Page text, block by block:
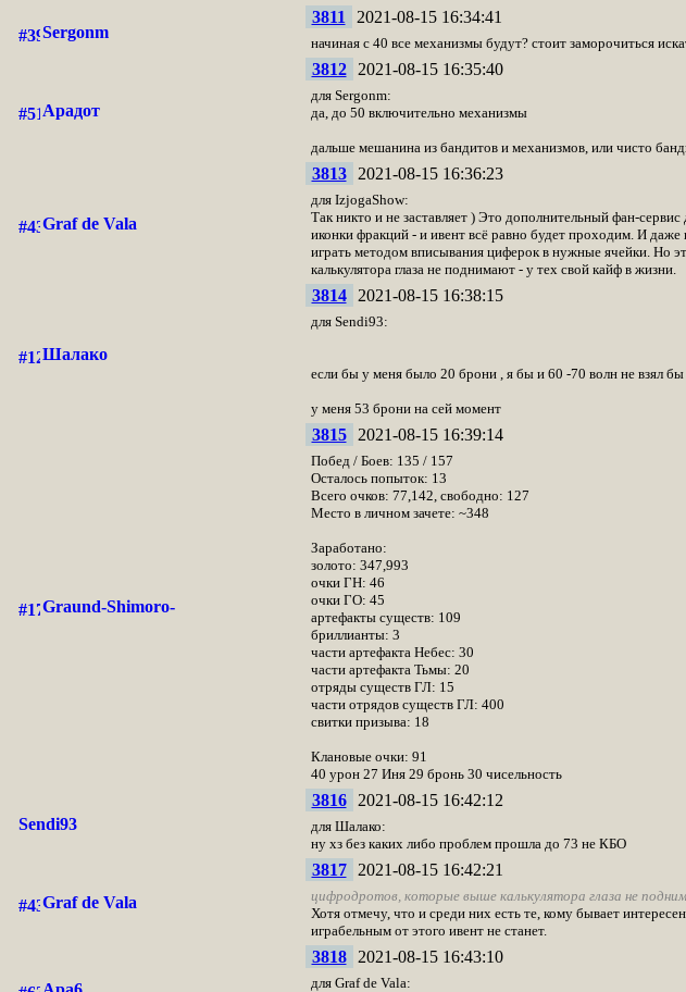
Sergonm
3811 2021-08-15 16:34:41
начиная с 40 все механизмы будут? стоит заморочиться
Арадот
3812 2021-08-15 16:35:40
для Sergonm:
да, до 50 включительно механизмы
дальше мешанина из бандитов и механизмов, или чисто
Graf de Vala
3813 2021-08-15 16:36:23
для IzjogaShow:
Так никто и не заставляет ) Это дополнительный фан-
иконки фракций - и ивент всё равно будет проходим. И
играть методом вписывания циферок в нужные ячейки. Но
калькулятора глаза не поднимают - у тех свой кайф в жизни.
Шалако
3814 2021-08-15 16:38:15
для Sendi93:
если бы у меня было 20 брони , я бы и 60 -70 волн не взял
у меня 53 брони на сей момент
Graund-Shimoro-
3815 2021-08-15 16:39:14
Побед / Боев: 135 / 157
Осталось попыток: 13
Всего очков: 77,142, свободно: 127
Место в личном зачете: ~348
Заработано:
золото: 347,993
очки ГН: 46
очки ГО: 45
артефакты существ: 109
бриллианты: 3
части артефакта Небес: 30
части артефакта Тьмы: 20
отряды существ ГЛ: 15
части отрядов существ ГЛ: 400
свитки призыва: 18
Клановые очки: 91
40 урон 27 Иня 29 бронь 30 чисельность
Sendi93
3816 2021-08-15 16:42:12
для Шалако:
ну хз без каких либо проблем прошла до 73 не КБО
Graf de Vala
3817 2021-08-15 16:42:21
цифродротов, которые выше калькулятора глаза не
Хотя отмечу, что и среди них есть те, кому бывает
играбельным от этого ивент не станет.
3818 2021-08-15 16:43:10
для Graf de Vala: